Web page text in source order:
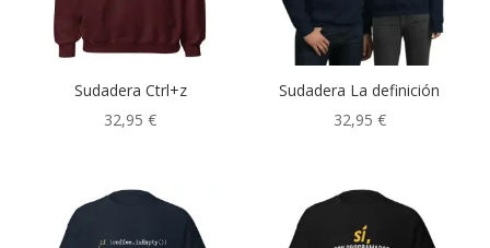
(0)
Ser o no ser(0)
(0)
Sudadera Ctrl+z
32,95€
Sudadera La definición
32,95 €